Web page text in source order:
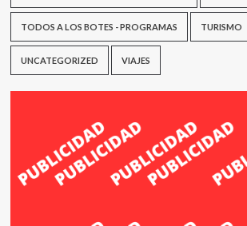
TODOS A LOS BOTES - PROGRAMAS TURISMO
UNCATEGORIZED VIAJES